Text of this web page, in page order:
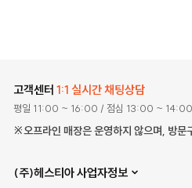
고객센터 1:1 실시간 채팅상담
평일 11:00 ~ 16:00 / 점심 13:00 ~ 14:00
※오프라인 매장은 운영하지 않으며, 방문
(주)헤스티아 사업자정보